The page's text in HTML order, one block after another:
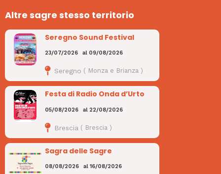
Altre sagre stesso territorio
Seregno Sound Festival
23/07/2026 al 09/08/2026
Seregno ( Monza e Brianza)
Festa di Radio Onda d’Urto
05/08/2026 al 22/08/2026
Brescia ( Brescia )
Sagra delle Sagre
08/08/2026 al 16/08/2026